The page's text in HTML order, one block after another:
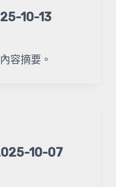
10-13
容摘要。
10-07